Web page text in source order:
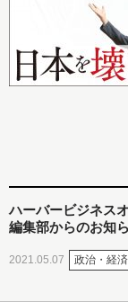
ハーバービジネス
編集部からのお知
2021.05.07 政治・経済